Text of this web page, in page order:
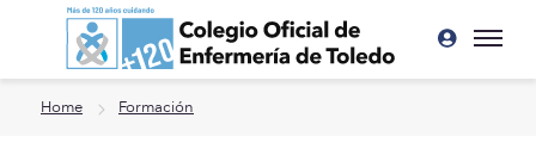
Ir a contenido principal
Home Formación